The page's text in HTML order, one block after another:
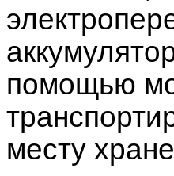
помощью
месту